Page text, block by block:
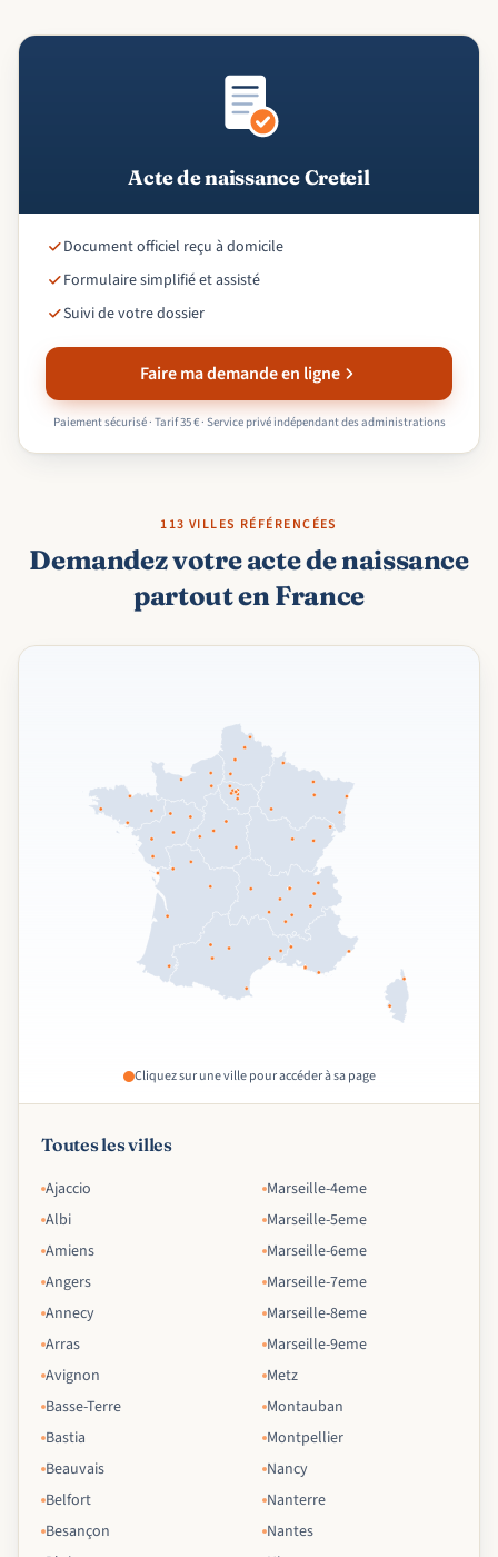
Acte de naissance Creteil
Document officiel reçu à domicile
Formulaire simplifié et assisté
Suivi de votre dossier
Faire ma demande en ligne
Paiement sécurisé · Tarif 35 € · Service privé indépendant des administrations
113 VILLES RÉFÉRENCÉES
Demandez votre acte de naissance
partout en France
Cliquez sur une ville pour accéder à sa page
Toutes les villes
Ajaccio
Albi
Amiens
Angers
Annecy
Arras
Avignon
Basse-Terre
Bastia
Beauvais
Belfort
Besançon
Marseille-4eme
Marseille-5eme
Marseille-6eme
Marseille-7eme
Marseille-8eme
Marseille-9eme
Metz
Montauban
Montpellier
Nancy
Nanterre
Nantes